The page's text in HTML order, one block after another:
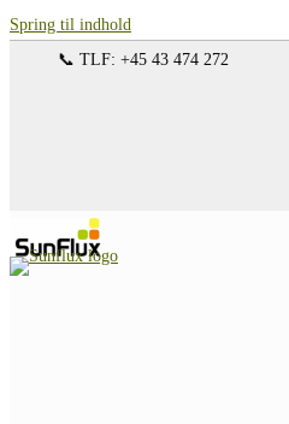
Spring til indhold
📞 TLF: +45 43 474 272